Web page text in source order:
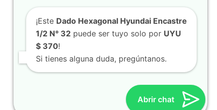
CONTACTO
(598) 099 466 212
Facebook
Instagram
© 2021 – Ferretería AMI – Canelones, Uruguay | Creado
¡Este Dado Hexagonal Hyundai Encastre
1/2 N° 32 puede ser tuyo solo por UYU
$ 370!
Si tienes alguna duda, pregúntanos.
Abrir chat